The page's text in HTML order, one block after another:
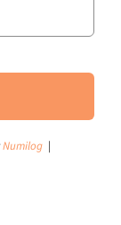
Numilog|